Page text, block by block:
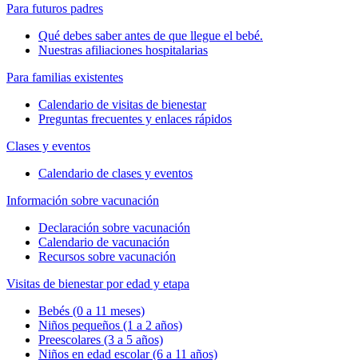
Para futuros padres
Qué debes saber antes de que llegue el bebé.
Nuestras afiliaciones hospitalarias
Para familias existentes
Calendario de visitas de bienestar
Preguntas frecuentes y enlaces rápidos
Clases y eventos
Calendario de clases y eventos
Información sobre vacunación
Declaración sobre vacunación
Calendario de vacunación
Recursos sobre vacunación
Visitas de bienestar por edad y etapa
Bebés (0 a 11 meses)
Niños pequeños (1 a 2 años)
Preescolares (3 a 5 años)
Niños en edad escolar (6 a 11 años)